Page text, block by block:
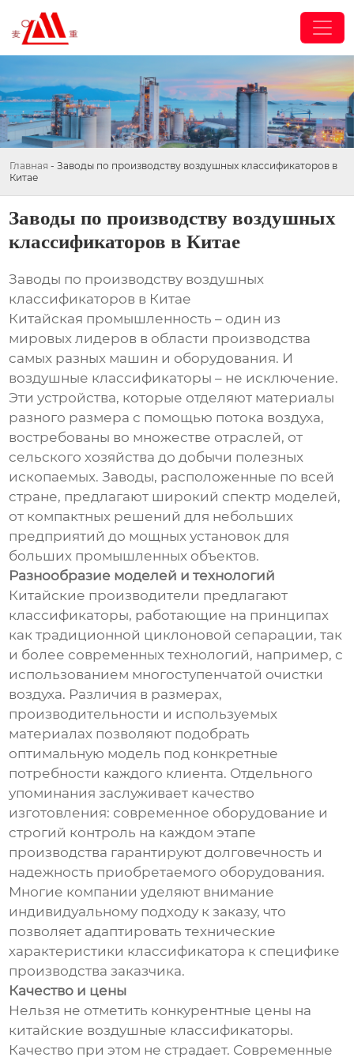
Главная - Заводы по производству воздушных классификаторов в
Китае
Заводы по производству воздушных
классификаторов в Китае
Заводы по производству воздушных
классификаторов в Китае
Китайская промышленность – один из
мировых лидеров в области производства
самых разных машин и оборудования. И
воздушные классификаторы – не исключение.
Эти устройства, которые отделяют материалы
разного размера с помощью потока воздуха,
востребованы во множестве отраслей, от
сельского хозяйства до добычи полезных
ископаемых. Заводы, расположенные по всей
стране, предлагают широкий спектр моделей,
от компактных решений для небольших
предприятий до мощных установок для
больших промышленных объектов.
Разнообразие моделей и технологий
Китайские производители предлагают
классификаторы, работающие на принципах
как традиционной циклоновой сепарации, так
и более современных технологий, например, с
использованием многоступенчатой очистки
воздуха. Различия в размерах,
производительности и используемых
материалах позволяют подобрать
оптимальную модель под конкретные
потребности каждого клиента. Отдельного
упоминания заслуживает качество
изготовления: современное оборудование и
строгий контроль на каждом этапе
производства гарантируют долговечность и
надежность приобретаемого оборудования.
Многие компании уделяют внимание
индивидуальному подходу к заказу, что
позволяет адаптировать технические
характеристики классификатора к специфике
производства заказчика.
Качество и цены
Нельзя не отметить конкурентные цены на
китайские воздушные классификаторы.
Качество при этом не страдает. Современные